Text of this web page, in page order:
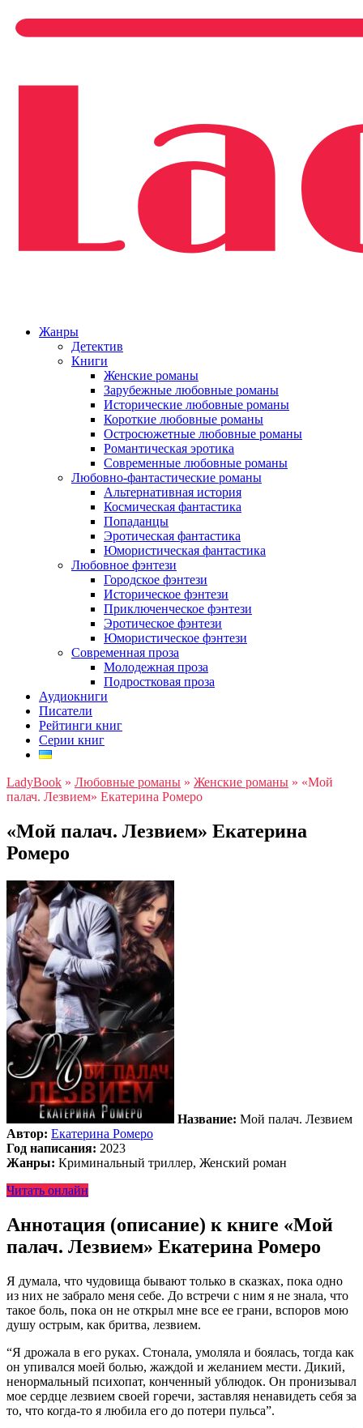
Жанры
Детектив
Книги
Женские романы
Зарубежные любовные романы
Исторические любовные романы
Короткие любовные романы
Остросюжетные любовные романы
Романтическая эротика
Современные любовные романы
Любовно-фантастические романы
Альтернативная история
Космическая фантастика
Попаданцы
Эротическая фантастика
Юмористическая фантастика
Любовное фэнтези
Городское фэнтези
Историческое фэнтези
Приключенческое фэнтези
Эротическое фэнтези
Юмористическое фэнтези
Современная проза
Молодежная проза
Подростковая проза
Аудиокниги
Писатели
Рейтинги книг
Серии книг
LadyBook » Любовные романы » Женские романы » «Мой
палач. Лезвием» Екатерина Ромеро
«Мой палач. Лезвием» Екатерина
Ромеро
Название: Мой палач. Лезвием
Автор: Екатерина Ромеро
Год написания: 2023
Жанры: Криминальный триллер, Женский роман
Читать онлайн
Аннотация (описание) к книге «Мой
палач. Лезвием» Екатерина Ромеро
Я думала, что чудовища бывают только в сказках, пока одно
из них не забрало меня себе. До встречи с ним я не знала, что
такое боль, пока он не открыл мне все ее грани, вспоров мою
душу острым, как бритва, лезвием.
“Я дрожала в его руках. Стонала, умоляла и боялась, тогда как
он упивался моей болью, жаждой и желанием мести. Дикий,
ненормальный психопат, конченный ублюдок. Он пронизывал
мое сердце лезвием своей горечи, заставляя ненавидеть себя за
то, что когда-то я любила его до потери пульса”.